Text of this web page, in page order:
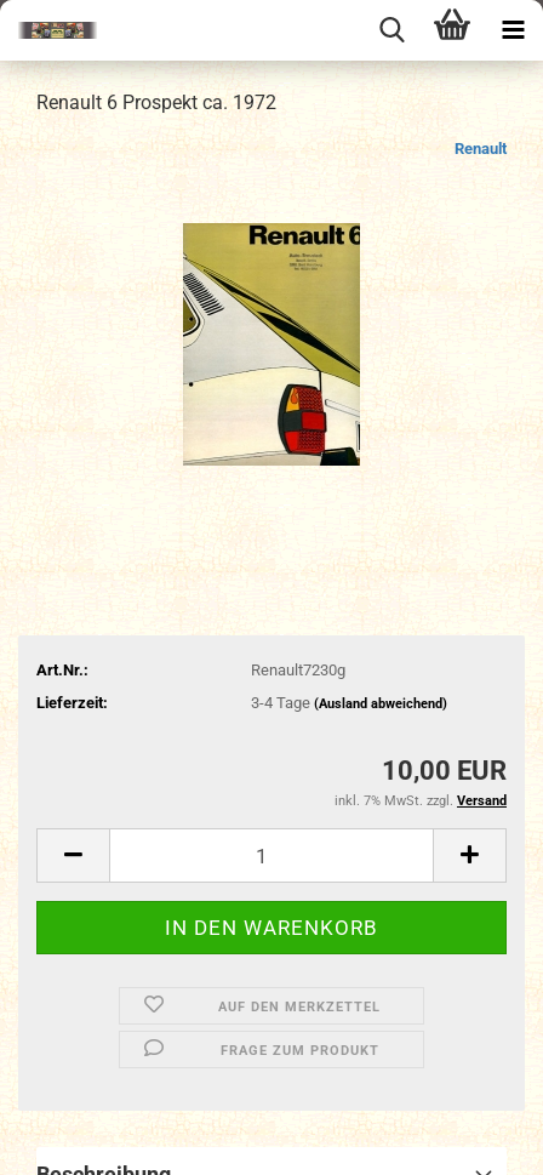
Renault 6 Prospekt ca. 1972
Renault
Art.Nr.:
Renault7230g
Lieferzeit:
3-4 Tage (Ausland abweichend)
10,00 EUR
inkl. 7% MwSt. zzgl. Versand
AUF DEN MERKZETTEL
FRAGE ZUM PRODUKT